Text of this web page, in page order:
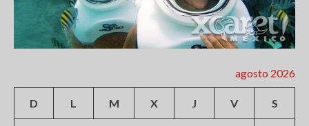
agosto 2026
D L M X J V S